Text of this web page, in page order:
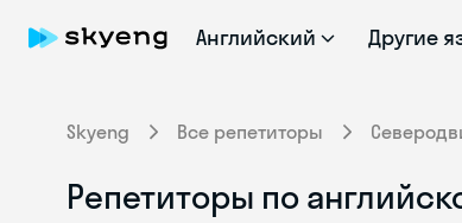
Английский Другие
Skyeng Все репетиторы
Репетиторы по